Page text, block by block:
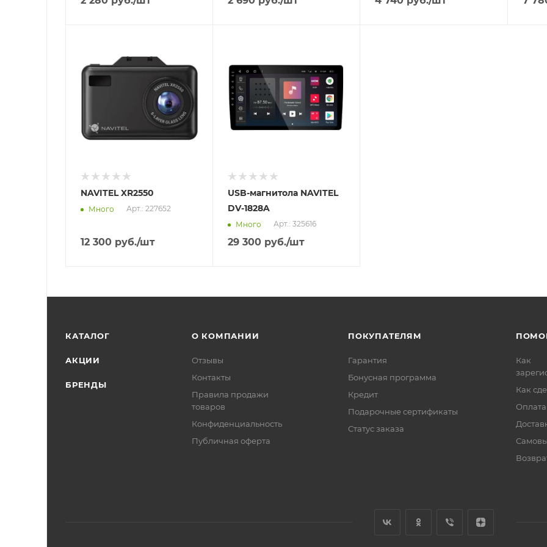
11.08.2026
В наличии в пункте
самовывоза
NAVITEL XR2550
Много Арт.: 227652
12 300 руб./шт
В наличии в пункте
самовывоза
Нет
USB-магнитола NAVITEL
DV-1828A
Много Арт.: 325616
29 300 руб./шт
КАТАЛОГ
АКЦИИ
БРЕНДЫ
О КОМПАНИИ
Отзывы
Контакты
Правила продажи
товаров
Конфиденциальность
Публичная оферта
ПОКУПАТЕЛЯМ
Гарантия
Бонусная программа
Кредит
Подарочные сертификаты
Статус заказа
Как
Как
Оплата